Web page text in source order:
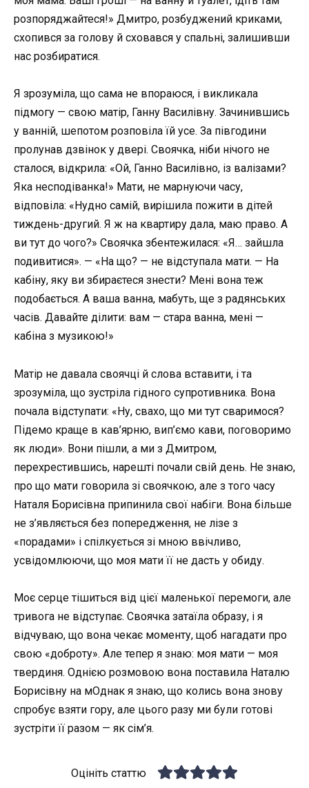
розпоряджайтеся!» Дмитро, розбуджений криками,
схопився за голову й сховався у спальні, залишивши
нас розбиратися.
Я зрозуміла, що сама не впораюся, і викликала
підмогу — свою матір, Ганну Василівну. Зачинившись
у ванній, шепотом розповіла їй усе. За півгодини
пролунав дзвінок у двері. Своячка, ніби нічого не
сталося, відкрила: «Ой, Ганно Василівно, із валізами?
Яка несподіванка!» Мати, не марнуючи часу,
відповіла: «Нудно самій, вирішила пожити в дітей
тиждень-другий. Я ж на квартиру дала, маю право. А
ви тут до чого?» Своячка збентежилася: «Я… зайшла
подивитися». — «На що? — не відступала мати. — На
кабіну, яку ви збираєтеся знести? Мені вона теж
подобається. А ваша ванна, мабуть, ще з радянських
часів. Давайте ділити: вам — стара ванна, мені —
кабіна з музикою!»
Матір не давала своячці й слова вставити, і та
зрозуміла, що зустріла гідного супротивника. Вона
почала відступати: «Ну, свахо, що ми тут сваримося?
Підемо краще в кав’ярню, вип’ємо кави, поговоримо
як люди». Вони пішли, а ми з Дмитром,
перехрестившись, нарешті почали свій день. Не знаю,
про що мати говорила зі своячкою, але з того часу
Наталя Борисівна припинила свої набіги. Вона більше
не з’являється без попередження, не лізе з
«порадами» і спілкується зі мною ввічливо,
усвідомлюючи, що моя мати її не дасть у обиду.
Моє серце тішиться від цієї маленької перемоги, але
тривога не відступає. Своячка затаїла образу, і я
відчуваю, що вона чекає моменту, щоб нагадати про
свою «доброту». Але тепер я знаю: моя мати — моя
твердиня. Однією розмовою вона поставила Наталю
Борисівну на мОднак я знаю, що колись вона знову
спробує взяти гору, але цього разу ми були готові
зустріти її разом — як сім’я.
Оцініть статтю